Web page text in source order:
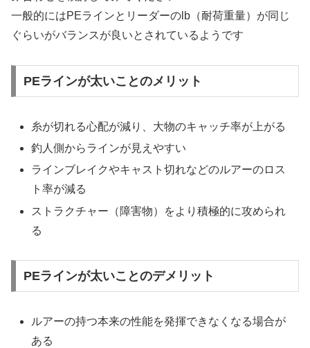
一般的にはPEラインとリーダーのlb（耐荷重量）が同じ
ぐらいがバランスが良いとされているようです
PEラインが太いことのメリット
糸が切れる心配が減り、大物のキャッチ率が上がる
釣人側からラインが見えやすい
ラインブレイクやキャスト切れなどのルアーのロス
ト率が減る
ストラクチャー（障害物）をより積極的に攻められ
る
PEラインが太いことのデメリット
ルアーの持つ本来の性能を発揮できなくなる場合が
ある